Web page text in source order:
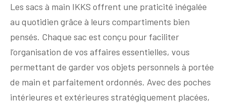
Les sacs à main IKKS offrent une praticité inégalée
au quotidien grâce à leurs compartiments bien
pensés. Chaque sac est conçu pour faciliter
l’organisation de vos affaires essentielles, vous
permettant de garder vos objets personnels à portée
de main et parfaitement ordonnés. Avec des poches
intérieures et extérieures stratégiquement placées,